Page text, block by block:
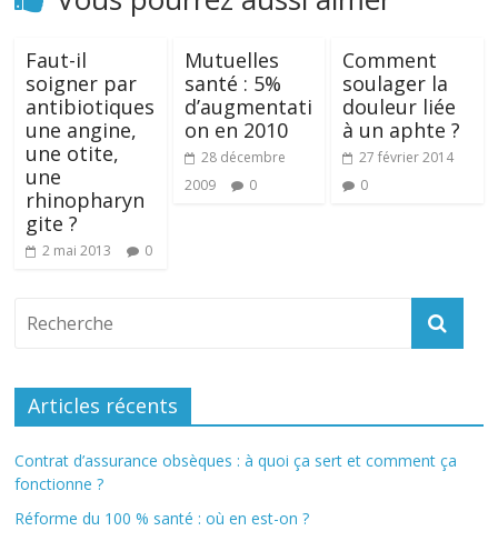
Faut-il
soigner par
antibiotiques
une angine,
une otite,
une
rhinopharyn
gite ?
2 mai 2013 0
Mutuelles
santé : 5%
d’augmentati
on en 2010
28 décembre
2009
0
Comment
soulager la
douleur liée
à un aphte ?
27 février 2014
0
Articles récents
Contrat d’assurance obsèques : à quoi ça sert et comment ça
fonctionne ?
Réforme du 100 % santé : où en est-on ?